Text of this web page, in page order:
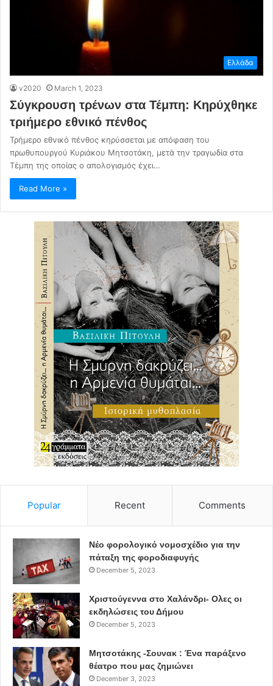
Ελλάδα
v2020 March 1, 2023
Σύγκρουση τρένων στα Τέμπη: Κηρύχθηκε
τριήμερο εθνικό πένθος
Τρήμερο εθνικό πένθος κηρύσσεται με απόφαση του
πρωθυπουργού Κυριάκου Μητσοτάκη, μετά την τραγωδία στα
Τέμπη της οποίας ο απολογισμός έχει…
Read More »
Popular Recent Comments
Νέο φορολογικό νομοσχέδιο για την
πάταξη της φοροδιαφυγής
December 5, 2023
Χριστούγεννα στο Χαλάνδρι- Ολες οι
εκδηλώσεις του Δήμου
December 5, 2023
Μητσοτάκης -Σουνακ : Ένα παράξενο
θέατρο που μας ζημιώνει
December 3, 2023